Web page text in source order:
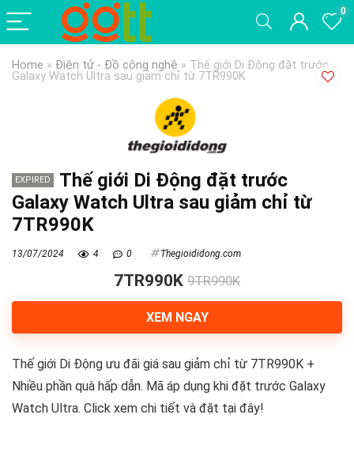
0
Home » Điện tử - Đồ công nghệ » Thế giới Di Động đặt trước
Galaxy Watch Ultra sau giảm chỉ từ 7TR990K
EXPIRED
Thế giới Di Động đặt trước
Galaxy Watch Ultra sau giảm chỉ từ
7TR990K
13/07/2024 4 0 Thegioididong.com
7TR990K 9TR990K
XEM NGAY
Thế giới Di Động ưu đãi giá sau giảm chỉ từ 7TR990K +
Nhiều phần quà hấp dẫn. Mã áp dụng khi đặt trước Galaxy
Watch Ultra. Click xem chi tiết và đặt tại đây!